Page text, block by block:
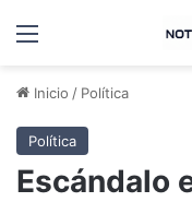
Menú
Inicio / Política
Política
Escándalo